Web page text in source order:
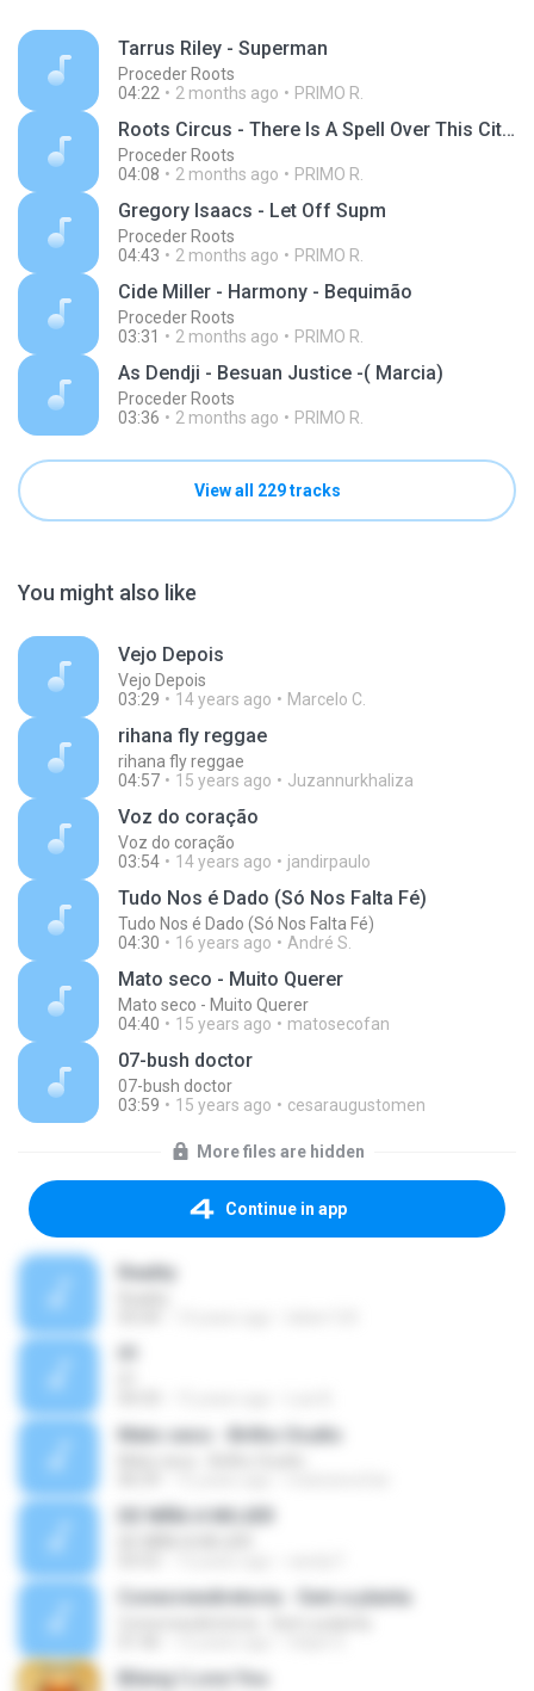
Tarrus Riley - Superman
Proceder Roots
04:22
2 months ago PRIMO R.
Roots Circus - There Is A Spell Over This City ( Chama Maré)
Proceder Roots
04:08
2 months ago PRIMO R.
Gregory Isaacs - Let Off Supm
Proceder Roots
04:43
2 months ago PRIMO R.
Cide Miller - Harmony - Bequimão
Proceder Roots
03:31
2 months ago PRIMO R.
As Dendji - Besuan Justice -( Marcia)
Proceder Roots
03:36
2 months ago PRIMO R.
View all 229 tracks
You might also like
Vejo Depois
Vejo Depois
03:29
14 years ago Marcelo C.
rihana fly reggae
rihana fly reggae
04:57
15 years ago Juzannurkhaliza
Voz do coração
Voz do coração
03:54
14 years ago jandirpaulo
Tudo Nos é Dado (Só Nos Falta Fé)
Tudo Nos é Dado (Só Nos Falta Fé)
04:30
16 years ago André S.
Mato seco - Muito Querer
Mato seco - Muito Querer
04:40
15 years ago matosecofan
07-bush doctor
07-bush doctor
03:59
15 years ago cesaraugustomen
More files are hidden
Continue in app
Reality
Mato seco - Brilho Oculto
Conecrewdiretoria - Sem a planta
Bilang I Love You